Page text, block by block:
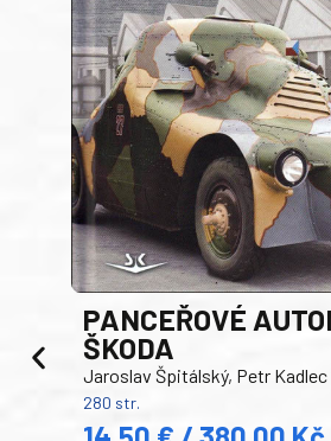
PANCEŘOVÉ
ŠKODA
Jaroslav Špitálský, Petr Kadlec
280 str.